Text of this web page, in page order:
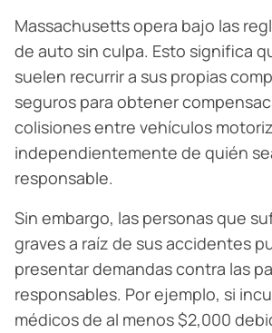
Massachusetts opera bajo las
de auto sin culpa. Esto significa
suelen recurrir a sus propias
seguros para obtener
colisiones entre vehículos
independientemente de quién
responsable.
Sin embargo, las personas que
graves a raíz de sus accidentes
presentar demandas contra las
responsables. Por ejemplo, si
médicos de al menos $2,000